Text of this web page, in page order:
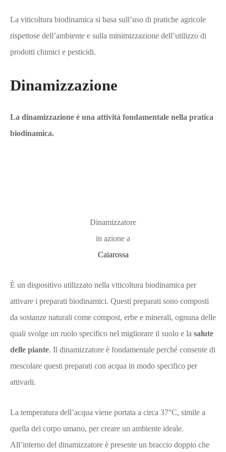
La viticoltura biodinamica si basa sull’uso di pratiche agricole
rispettose dell’ambiente e sulla minimizzazione dell’utilizzo di
prodotti chimici e pesticidi.
Dinamizzazione
La dinamizzazione è una attività fondamentale nella pratica
biodinamica.
Dinamizzatore
in azione a
Caiarossa
È un dispositivo utilizzato nella viticoltura biodinamica per
attivare i preparati biodinamici. Questi preparati sono composti
da sostanze naturali come compost, erbe e minerali, ognuna delle
quali svolge un ruolo specifico nel migliorare il suolo e la salute
delle piante. Il dinamizzatore è fondamentale perché consente di
mescolare questi preparati con acqua in modo specifico per
attivarli.
La temperatura dell’acqua viene portata a circa 37°C, simile a
quella del corpo umano, per creare un ambiente ideale.
All’interno del dinamizzatore è presente un braccio doppio che